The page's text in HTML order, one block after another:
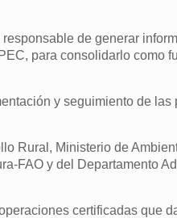
de generar
para consolidarlo como
y seguimiento de las
Rural, Ministerio de
FAO y del Departamento
certificadas que